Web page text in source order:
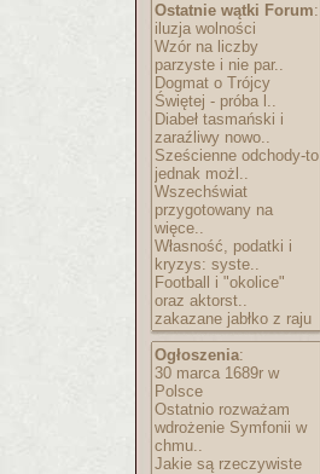
Ostatnie wątki Forum:
iluzja wolności
Wzór na liczby
parzyste i nie par..
Dogmat o Trójcy
Świętej - próba l..
Diabeł tasmański i
zaraźliwy nowo..
Sześcienne odchody-to
jednak możl..
Wszechświat
przygotowany na
więce..
Własność, podatki i
kryzys: syste..
Football i "okolice"
oraz aktorst..
zakazane jabłko z raju
Ogłoszenia:
30 marca 1689r w
Polsce
Ostatnio rozważam
wdrożenie Symfonii w
chmu..
Jakie są rzeczywiste